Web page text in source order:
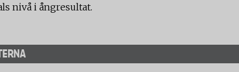
nivå i ångresultat.